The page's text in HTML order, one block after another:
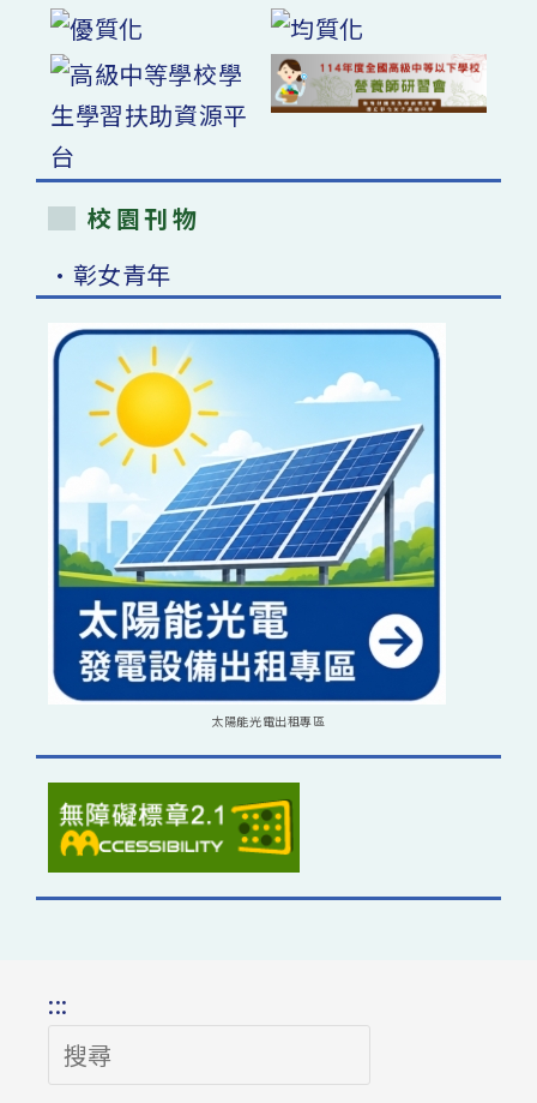
校園刊物
•彰女青年
太陽能光電出租專區
:::
搜
尋